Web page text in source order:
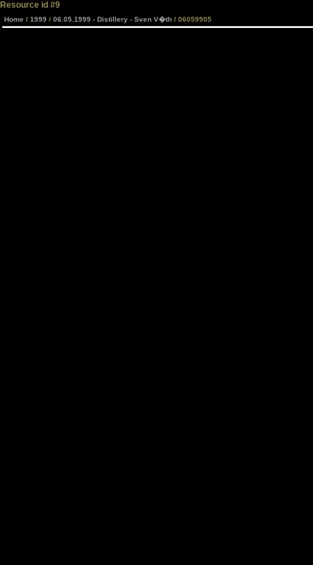
Resource id #9
Home / 1999 / 06.05.1999 - Distillery - Sven V�th / 06059905